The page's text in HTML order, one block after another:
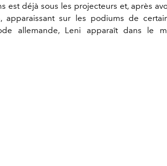
est déjà sous les projecteurs et, après
apparaissant sur les podiums de
allemande, Leni apparaît dans le